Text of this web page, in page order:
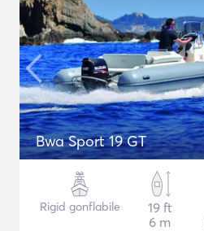
Bwa Sport 19 GT
Rigid gonflabile
19 ft
6 m